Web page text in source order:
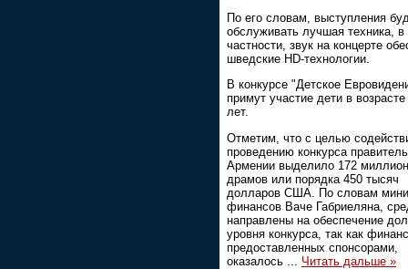
По его словам, выступления
обслуживать лучшая техника, в
частности, звук на концерте
шведские HD-технологии.
В конкурсе "Детское
примут участие дети в
лет.
Отметим, что с целью
проведению конкурса
Армении выделило 172
драмов или порядка 450 тысяч
долларов США. По словам
финансов Ваче Габриеляна,
направлены на обеспечение
уровня конкурса, так как
предоставленных спонсорами,
оказалось
Читать дальше »